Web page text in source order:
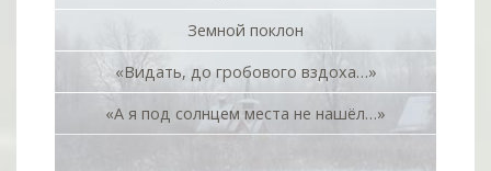
Земной поклон
«Видать, до гробового вздоха…»
«А я под солнцем места не нашёл…»